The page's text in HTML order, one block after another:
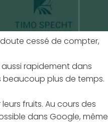
cessé de compter,
rapidement dans
beaucoup plus de temps.
fruits. Au cours des
dans Google, même